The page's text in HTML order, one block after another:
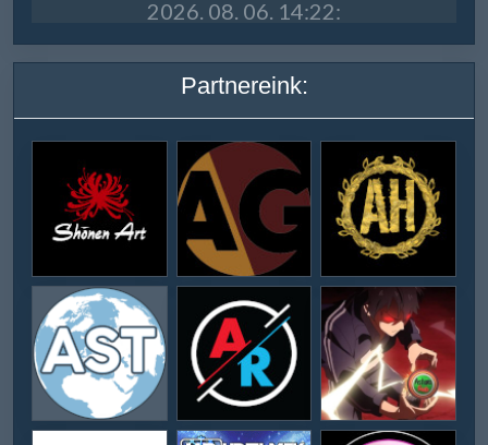
Partnereink: